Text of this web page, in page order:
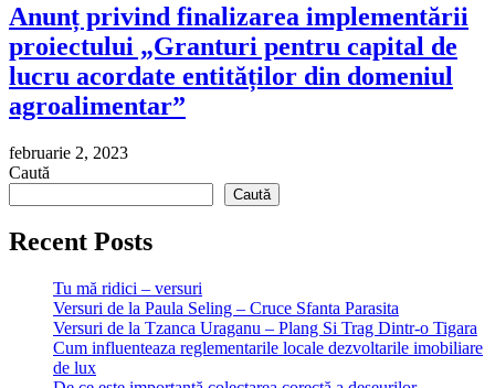
Anunț privind finalizarea implementării
proiectului „Granturi pentru capital de
lucru acordate entităților din domeniul
agroalimentar”
februarie 2, 2023
Caută
Caută
Recent Posts
Tu mă ridici – versuri
Versuri de la Paula Seling – Cruce Sfanta Parasita
Versuri de la Tzanca Uraganu – Plang Si Trag Dintr-o Tigara
Cum influenteaza reglementarile locale dezvoltarile imobiliare
de lux